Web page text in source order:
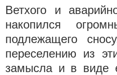
Ветхого и
накопился
подлежащего
переселению из
замысла и в виде